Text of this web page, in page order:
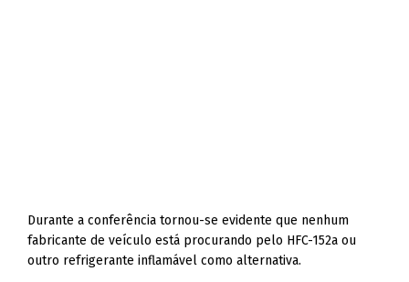
Durante a conferência tornou-se evidente que nenhum
fabricante de veículo está procurando pelo HFC-152a ou
outro refrigerante inflamável como alternativa.